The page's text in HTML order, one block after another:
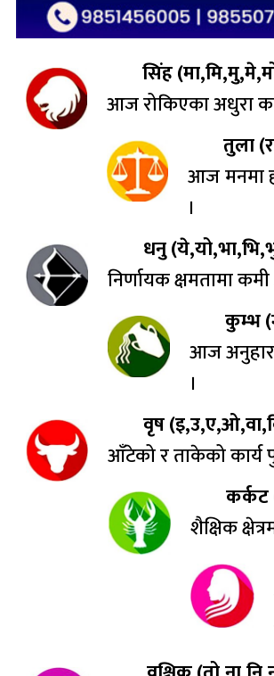
सिंह
आज रोकिएका अधुरा
तुला
आज मनमा
।
धनु
निर्णायक क्षमतामा
कुम्भ
आज
।
वृष
आँटेको र ताकेको कार्य
कर्कट
शैक्षिक